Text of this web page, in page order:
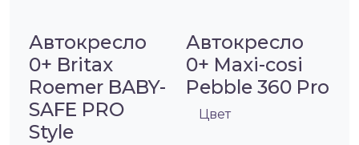
Автокресло
0+ Britax
Roemer BABY-
SAFE PRO
Style
Автокресло
0+ Maxi-cosi
Pebble 360 Pro
Цвет